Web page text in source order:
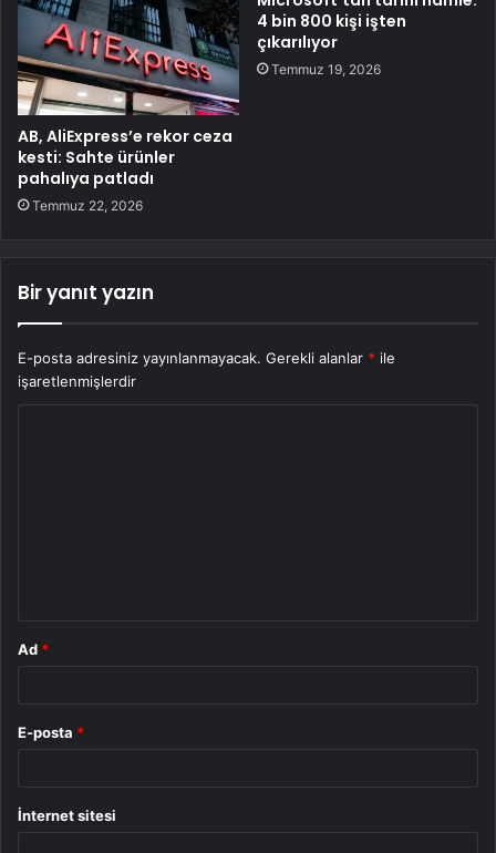
AB, AliExpress’e rekor ceza
kesti: Sahte ürünler
pahalıya patladı
Temmuz 22, 2026
4 bin 800 kişi işten
çıkarılıyor
Temmuz 19, 2026
Bir yanıt yazın
E-posta adresiniz yayınlanmayacak. Gerekli alanlar * ile
işaretlenmişlerdir
Ad *
E-posta *
İnternet sitesi